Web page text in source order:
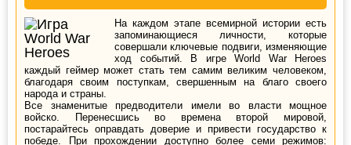
На каждом этапе всемирной истории есть
запоминающиеся личности, которые
совершали ключевые подвиги, изменяющие
ход событий. В игре World War Heroes
каждый геймер может стать тем самим великим человеком,
благодаря своим поступкам, свершенным на благо своего
народа и страны.
Все знаменитые предводители имели во власти мощное
войско. Перенесшись во времена второй мировой,
постарайтесь оправдать доверие и привести государство к
победе. При прохождении доступно более семи режимов: